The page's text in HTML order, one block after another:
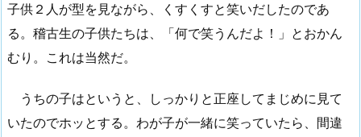
子供２人が型を見ながら、くすくすと笑いだしたのであ
る。稽古生の子供たちは、「何で笑うんだよ！」とおかん
むり。これは当然だ。
うちの子はというと、しっかりと正座してまじめに見て
いたのでホッとする。わが子が一緒に笑っていたら、間違